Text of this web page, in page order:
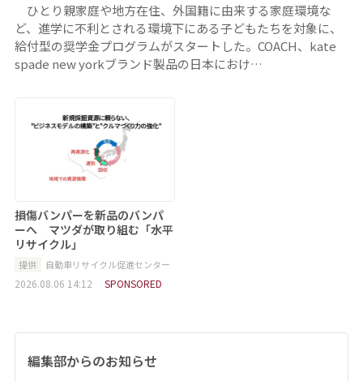
ひとり親家庭や地方在住、外国籍に由来する家庭環境な
ど、進学に不利とされる環境下にある子どもたちを対象に、
給付型の奨学金プログラムがスタートした。COACH、kate
spade new yorkブランド製品の日本におけ…
損傷バンパーを新品のバンパ
ーへ マツダが取り組む「水平
リサイクル」
提供 自動車リサイクル促進センター
2026.08.06 14:12 SPONSORED
編集部からのお知らせ